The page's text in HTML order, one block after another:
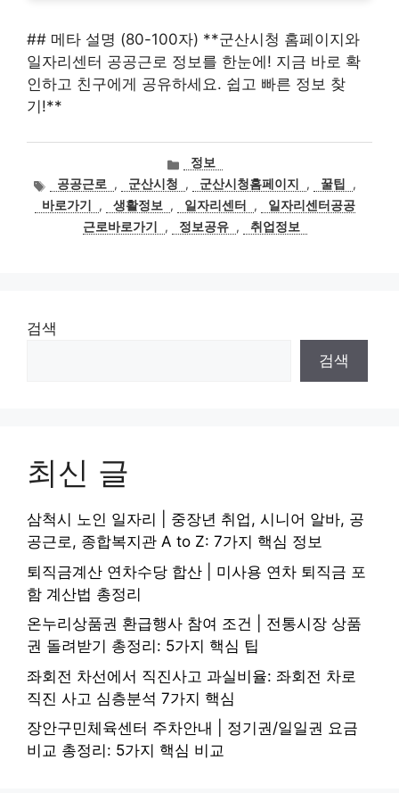
## 메타 설명 (80-100자) **군산시청 홈페이지와
일자리센터 공공근로 정보를 한눈에! 지금 바로 확
인하고 친구에게 공유하세요. 쉽고 빠른 정보 찾
기!**
카
고
리
정보
태
그
공공근로 , 군산시청 , 군산시청홈페이지 , 꿀팁
,
바로가기
, 생활정보 , 일자리센터 ,
일자리센터공공
근로바로가기
, 정보공유 , 취업정보
검색
검색
최신 글
삼척시 노인 일자리 | 중장년 취업, 시니어 알바, 공
공근로, 종합복지관 A to Z: 7가지 핵심 정보
퇴직금계산 연차수당 합산 | 미사용 연차 퇴직금 포
함 계산법 총정리
온누리상품권 환급행사 참여 조건 | 전통시장 상품
권 돌려받기 총정리: 5가지 핵심 팁
좌회전 차선에서 직진사고 과실비율: 좌회전 차로
직진 사고 심층분석 7가지 핵심
장안구민체육센터 주차안내 | 정기권/일일권 요금
비교 총정리: 5가지 핵심 비교